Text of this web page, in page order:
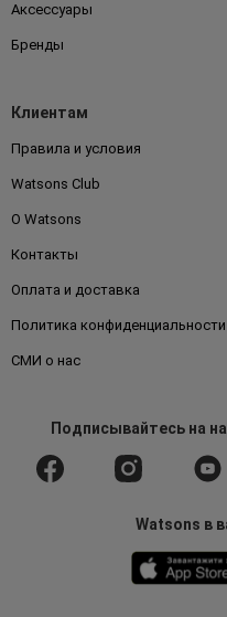
Аксессуары
Бренды
Клиентам
Правила и условия
Watsons Club
О Watsons
Контакты
Оплата и доставка
Политика конфиденциальности
СМИ о нас
Подписывайтесьна
Watsons в